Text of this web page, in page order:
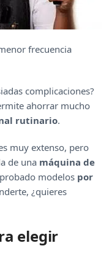
frecuencia
complicaciones?
ahorrar mucho
rutinario.
muy extenso, pero
de una máquina de
modelos por
¿quieres
elegir